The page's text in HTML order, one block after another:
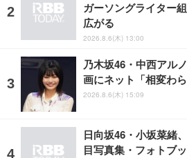
ガーソングライター
広がる
2026.8.6(木) 13:00
乃木坂46・中西アル
画にネット「相変わ
2026.8.6(木) 15:09
日向坂46・小坂菜
目写真集・フォトブ